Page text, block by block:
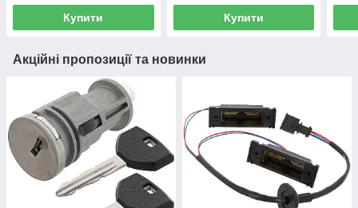
Купити Купити
Акційні пропозиції та новинки